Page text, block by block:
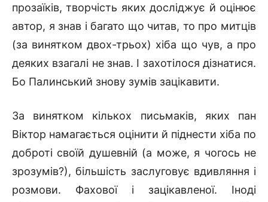
прозаїків, творчість яких досліджує й оцінює
автор, я знав і багато що читав, то про митців
(за винятком двох-трьох) хіба що чув, а про
деяких взагалі не знав. І захотілося дізнатися.
Бо Палинський знову зумів зацікавити.
За винятком кількох письмаків, яких пан
Віктор намагається оцінити й піднести хіба по
доброті своїй душевній (а може, я чогось не
зрозумів?), більшість заслуговує вдивляння і
розмови. Фахової і зацікавленої. Іноді